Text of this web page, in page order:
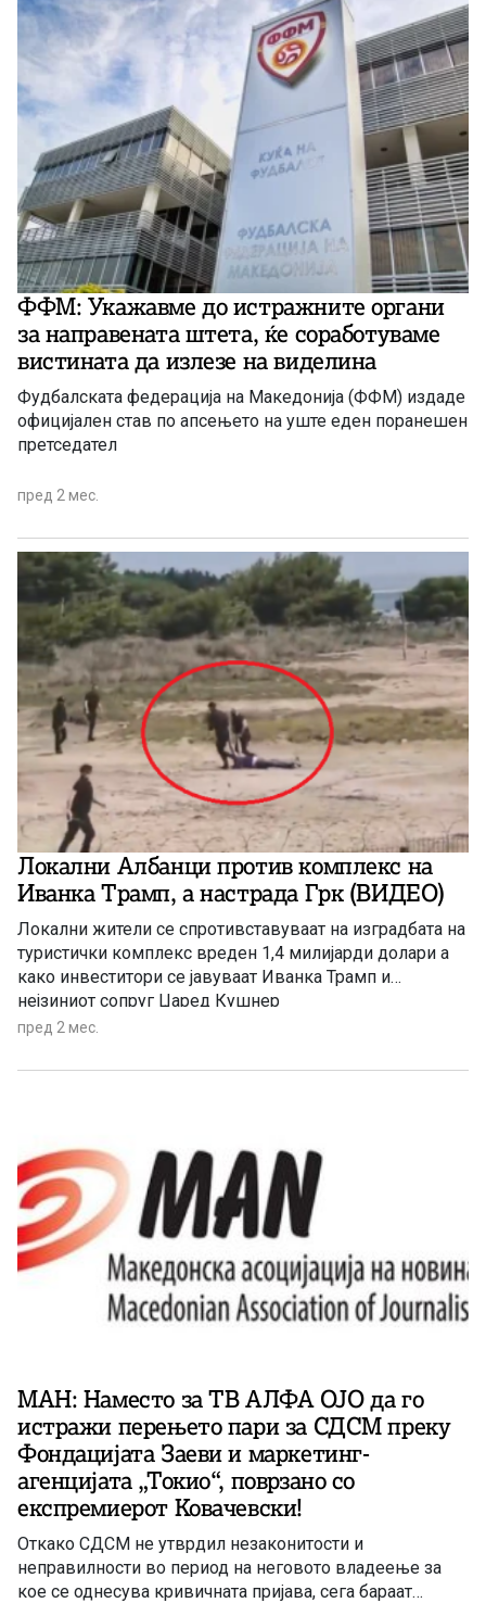
ФФМ: Укажавме до истражните органи
за направената штета, ќе соработуваме
вистината да излезе на виделина
Фудбалската федерација на Македонија (ФФМ) издаде
официјален став по апсењето на уште еден поранешен
претседател
пред 2 мес.
Локални Албанци против комплекс на
Иванка Трамп, а настрада Грк (ВИДЕО)
Локални жители се спротивставуваат на изградбата на
туристички комплекс вреден 1,4 милијарди долари а
како инвеститори се јавуваат Иванка Трамп и
нејзиниот сопруг Џаред Кушнер
пред 2 мес.
МАН: Наместо за ТВ АЛФА ОЈО да го
истражи перењето пари за СДСМ преку
Фондацијата Заеви и маркетинг-
агенцијата „Токио“, поврзано со
експремиерот Ковачевски!
Откако СДСМ не утврдил незаконитости и
неправилности во период на неговото владеење за
кое се однесува кривичната пријава, сега бараат